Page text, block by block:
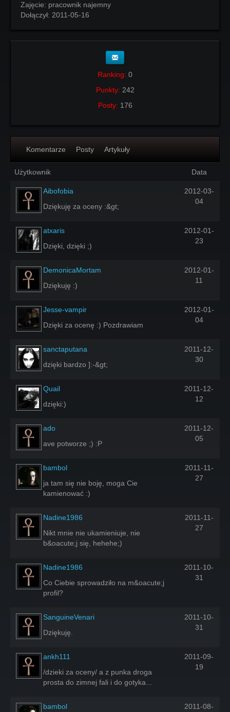
Zajęcie: pracownik najemny
Dołączył: 2011-05-16
Ranking: 0
Punkty: 242
Posty: 176
Komentarze Posty Artykuły
Użytkownik Data
Aibofobia
Dziękuję za oceny :&gt;
2012-03-
04
atxaris
Dzięki, dzięki ;)
2012-01-
23
DemonicaMortam
Dziękuję :)
2012-01-
11
Jesse-vampir
Dzięki za ocenę :) Pozdrawiam
2012-01-
04
sanctaputana
dzięki bardzo ]:-&gt;
2011-12-
30
Quail
dzięki:)
2011-12-
12
ado
ave potworze ;) :P
2011-12-
05
bambol
ja tam się nie boję, moga Cie
kamienować :)
2011-11-
27
Nadine1986
Nikt mnie nie ukamieniuje, nie
b&oacute;j się, hehehe;)
2011-11-
27
Nadine1986
Co Ciebie sprowadziło na m&oacute;j
profil?
2011-10-
31
SanguineVenari
Dziękuję.
2011-10-
31
ankh111
/dzieki za oceny/ a z punka droga
prosta do zimnej fali i do gotyka...
2011-09-
19
bambol
2011-08-